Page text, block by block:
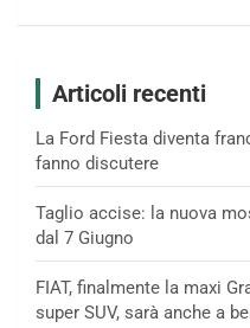
Articoli recenti
La Ford Fiesta diventa
fanno discutere
Taglio accise: la nuova
dal 7 Giugno
FIAT, finalmente la maxi
super SUV, sarà anche a